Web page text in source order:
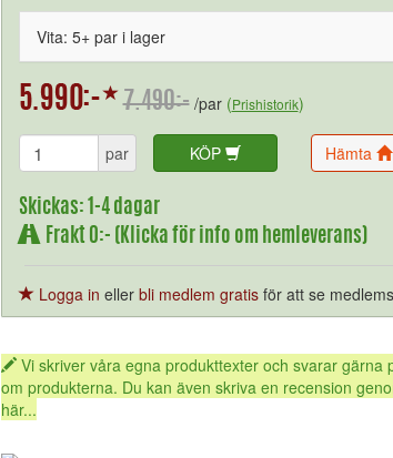
Vita: 5+ par i lager
7.490:-/par (Prishistorik)
par KÖP Hämta
Skickas: 1-4 dagar
Frakt 0:- (Klicka för info om hemleverans)
Logga in eller bli medlem gratisför att se
Vi skriver våra egna produkttexter och svarar gärna
om produkterna. Du kan även skriva en recension
här...